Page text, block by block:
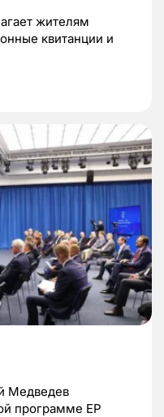
жителям
квитанции и
Медведев
программе ЕР